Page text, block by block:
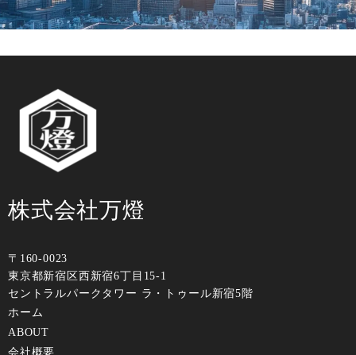
株式会社万燈
〒160-0023
東京都新宿区⻄新宿6丁⽬15-1
セントラルパークタワー ラ・トゥール新宿5階
ホーム
ABOUT
会社概要